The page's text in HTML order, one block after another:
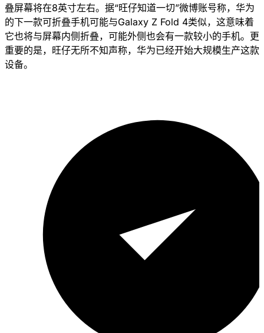
叠屏幕将在8英寸左右。据“旺仔知道一切”微博账号称，华为
的下一款可折叠手机可能与Galaxy Z Fold 4类似，这意味着
它也将与屏幕内侧折叠，可能外侧也会有一款较小的手机。更
重要的是，旺仔无所不知声称，华为已经开始大规模生产这款
设备。